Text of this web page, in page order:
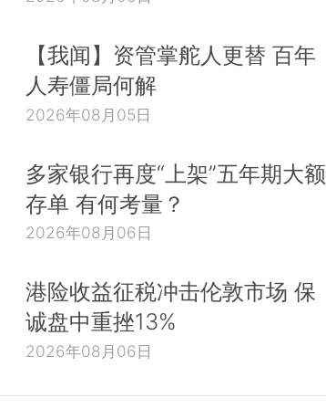
【我闻】资管掌舵人更替 百年
人寿僵局何解
2026年08月05日
多家银行再度“上架”五年期大额
存单 有何考量？
2026年08月06日
港险收益征税冲击伦敦市场 保
诚盘中重挫13%
2026年08月06日